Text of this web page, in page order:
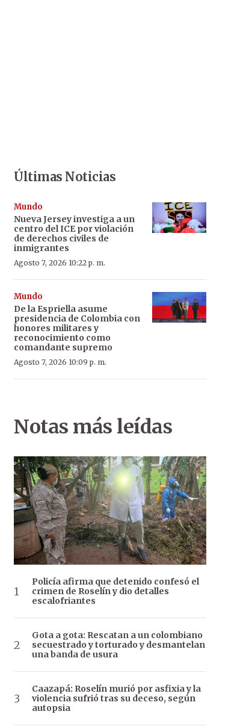
Últimas Noticias
Mundo
Nueva Jersey investiga a un
centro del ICE por violación
de derechos civiles de
inmigrantes
Agosto 7, 2026 10:22 p. m.
Mundo
De la Espriella asume
presidencia de Colombia con
honores militares y
reconocimiento como
comandante supremo
Agosto 7, 2026 10:09 p. m.
Notas más leídas
Policía afirma que detenido confesó el
crimen de Roselín y dio detalles
escalofriantes
Gota a gota: Rescatan a un colombiano
secuestrado y torturado y desmantelan
una banda de usura
Caazapá: Roselín murió por asfixia y la
violencia sufrió tras su deceso, según
autopsia